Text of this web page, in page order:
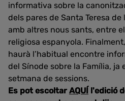
informativa sobre la
dels pares de Santa Teresa
amb altres nous sants, entre
religiosa espanyola.
haurà l’habitual encontre
del Sínode sobre la Família, ja
setmana de sessions.
Es pot escoltar AQUÍ l'edició